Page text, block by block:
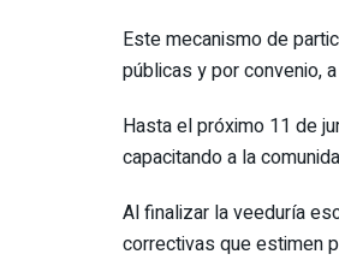
Este mecanismo de
públicas y por convenio,
Hasta el próximo 11 de
capacitando a la
Al finalizar la veeduría
correctivas que estimen